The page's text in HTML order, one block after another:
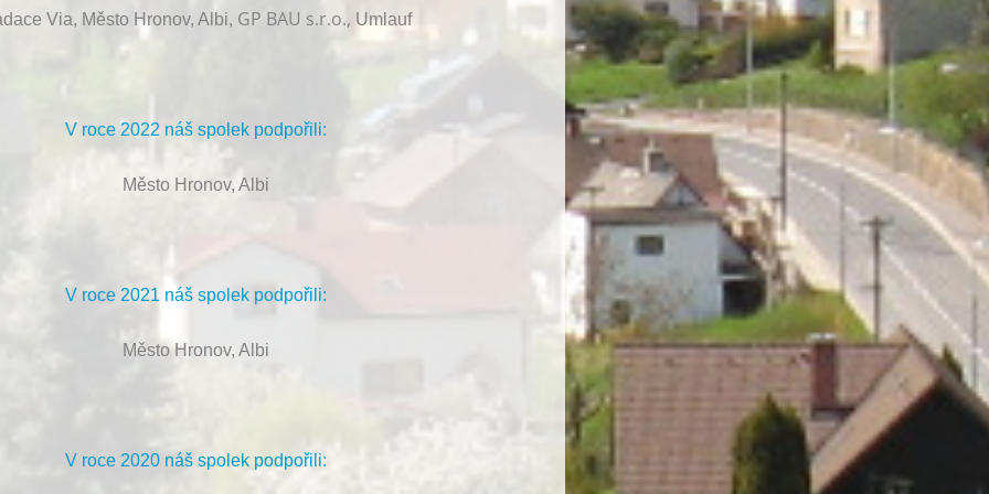
Via, Město Hronov, Albi, GP BAU s.r.o., Umlauf
V roce 2022 náš spolek podpořili:
Město Hronov, Albi
V roce 2021 náš spolek podpořili:
Město Hronov, Albi
V roce 2020 náš spolek podpořili: